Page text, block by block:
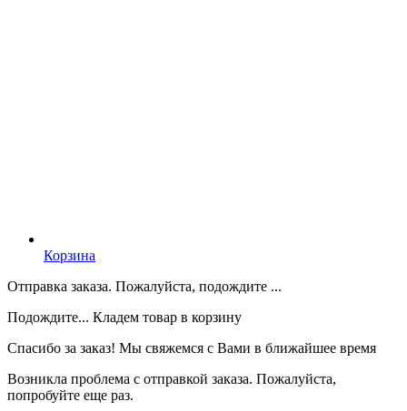
Корзина
Отправка заказа. Пожалуйста, подождите ...
Подождите... Кладем товар в корзину
Спасибо за заказ! Мы свяжемся с Вами в ближайшее время
Возникла проблема с отправкой заказа. Пожалуйста,
попробуйте еще раз.